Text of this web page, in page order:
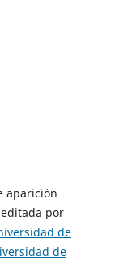
aparición
por
de
de